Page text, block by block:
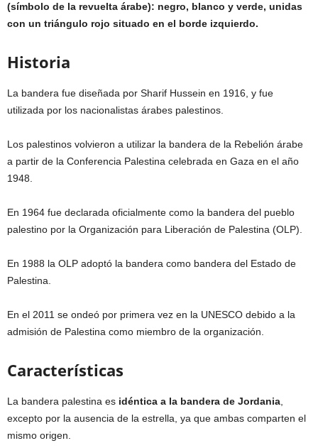
(símbolo de la revuelta árabe): negro, blanco y verde, unidas
con un triángulo rojo situado en el borde izquierdo.
Historia
La bandera fue diseñada por Sharif Hussein en 1916, y fue
utilizada por los nacionalistas árabes palestinos.
Los palestinos volvieron a utilizar la bandera de la Rebelión árabe
a partir de la Conferencia Palestina celebrada en Gaza en el año
1948.
En 1964 fue declarada oficialmente como la bandera del pueblo
palestino por la Organización para Liberación de Palestina (OLP).
En 1988 la OLP adoptó la bandera como bandera del Estado de
Palestina.
En el 2011 se ondeó por primera vez en la UNESCO debido a la
admisión de Palestina como miembro de la organización.
Características
La bandera palestina es idéntica a la bandera de Jordania
excepto por la ausencia de la estrella, ya que ambas comparten el
mismo origen.